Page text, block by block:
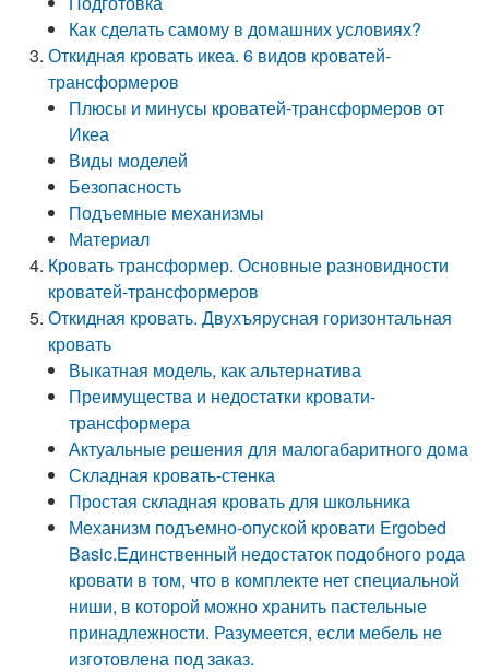
Как сделать самому в домашних условиях?
Откидная кровать икеа. 6 видов кроватей-
трансформеров
Плюсы и минусы кроватей-трансформеров от
Икеа
Виды моделей
Безопасность
Подъемные механизмы
Материал
Кровать трансформер. Основные разновидности
кроватей-трансформеров
Откидная кровать. Двухъярусная горизонтальная
кровать
Выкатная модель, как альтернатива
Преимущества и недостатки кровати-
трансформера
Актуальные решения для малогабаритного дома
Складная кровать-стенка
Простая складная кровать для школьника
Механизм подъемно-опуской кровати Ergobed
Basic.Единственный недостаток подобного рода
кровати в том, что в комплекте нет специальной
ниши, в которой можно хранить пастельные
принадлежности. Разумеется, если мебель не
изготовлена под заказ.